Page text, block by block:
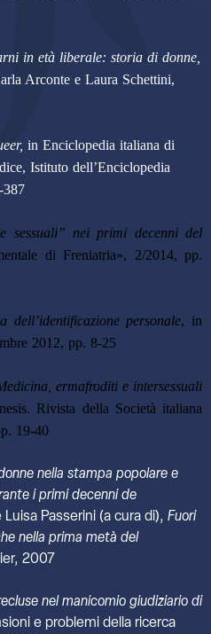
in età liberale: storia di donne,
Arconte e Laura Schettini,
in Enciclopedia italiana di
Istituto dell’Enciclopedia
387
sessuali” nei primi decenni del
di Freniatria», 2/2014, pp.
personale, in
2012, pp. 8-25
ermafroditi e intersessuali
Rivista della Società italiana
19-40
nella stampa popolare e
i primi decenni de
Passerini (a cura di), Fuori
nella prima metà del
2007
nel manicomio giudiziario di
e problemi della ricerca